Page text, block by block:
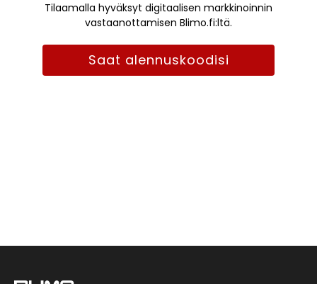
Tilaamalla hyväksyt digitaalisen markkinoinnin
vastaanottamisen Blimo.fi:ltä.
Saat alennuskoodisi